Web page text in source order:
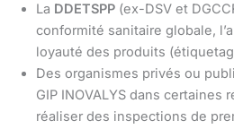
La DDETSPP (ex-DSV et
conformité sanitaire globale,
loyauté des produits
Des organismes privés ou
GIP INOVALYS dans certaines
réaliser des inspections de